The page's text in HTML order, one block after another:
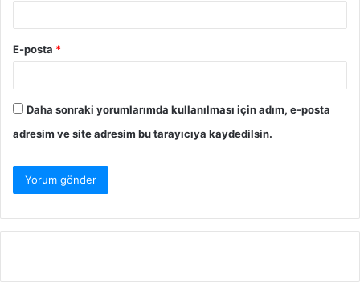
E-posta *
Daha sonraki yorumlarımda kullanılması için adım, e-posta
adresim ve site adresim bu tarayıcıya kaydedilsin.